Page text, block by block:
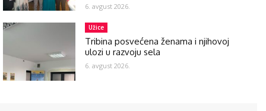
6. avgust 2026.
Užice
Tribina posvećena ženama i njihovoj
ulozi u razvoju sela
6. avgust 2026.